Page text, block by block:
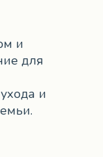
и
для
и